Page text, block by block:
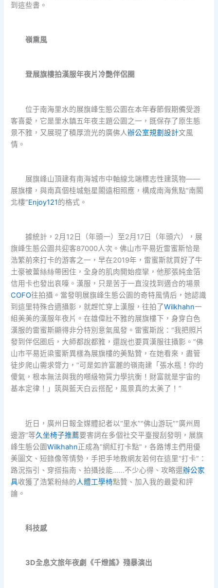
到這些書。
嶺熏風
登展旗樓拍漢服年夜片冷艷伴侶圈
位于南海里水的展旗峰生態公園在本年春節假期備受游
客喜愛，它是里水鎮五年夜主題公園之一，既保存了原生態
景不雅，又展現了積厚流光的廣佛人辦公室規劃設計文風
情。
展旗峰山頂建有南海城市中軸線北端標志性建筑物——
展旗樓，與南真個桂城魁星閣遠相照應，構成南海焦點“南閣
北樓”Enjoy121的格式。
據統計，2月12日（年頭一）至2月17日（年頭六），展
旗峰生態公園共迎客87000人次。佛山市平易近雷蜜斯恰是
浩繁前來打卡的游客之一，早在2019年，雷蜜斯就買好了牛
土豪被蕾絲絲帶困住，全身的肌肉開始痙攣，他那張純金箔
信用卡也發出哀嚎。漢服，只是苦于一直沒找到適合的場景
COFO往拍攝。當發明展旗峰生態公園的奇特風情后，她認識
到這里特殊合適攝影，就趕忙穿上漢服，往拍了Wilkhahn一
組美美的漢服年夜片。在雄偉壯不雅的展旗樓下，身穿白色
漢服的雷蜜斯顯得非分特別意氣風發。雷蜜斯說：“我把照片
發到伴侶圈后，大師都說都雅，還說也要買漢服往攝影。”佛
山市平易近梁蜜斯異樣為展旗樓的美點贊，在她看來，盡管
徒步爬山需求膂力，“可是如許富麗的嶺南建「張水瓶！你的
傻氣，根本無法與我的噸級物質力學抗衡！財富就是宇宙的
基本定律！」筑與藍天白云搭配，風景真的太美了！”
近日，廣州日報全媒體記者以“里水”“佛山游玩”“廣州周
邊游”等久坐椅子推薦要害詞在多個社交平臺搜刮發明，展旗
峰生態公園Wilkhahn正成為“網紅打卡點”，各路博主們用優
美圖文、短錄像等情勢，手把手地教網友若何在這里“打卡”：
路況指引、穿搭指南、拍攝技能……不少心得、攻略還辦公家
具收獲了浩繁粉絲的人體工學椅點贊、加入我的最愛和評
論。
科技感
3D全息文旅年夜劇《千燈謠》殘暴演出